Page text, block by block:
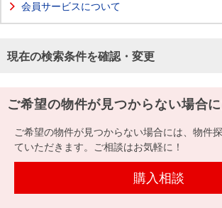
中古
ショ
探す
新
建て
す
投
用
事業
件を
無
査
売
売却
時手
金額
店舗のご
都圏）
店舗のご
古屋）
ごあいさ
会社概
ョン
沿革
本社地
図
（電子ブ
新卒採用
キャリア
採用情報
法人のお客さま
提携企業にお勤めの方
会員ページ
会員サービスについて
現在の検索条件を確認・変更
ご希望の物件が見つからない場合
ご希望の物件が見つからない場合には、物件
ていただきます。ご相談はお気軽に！
購入相談